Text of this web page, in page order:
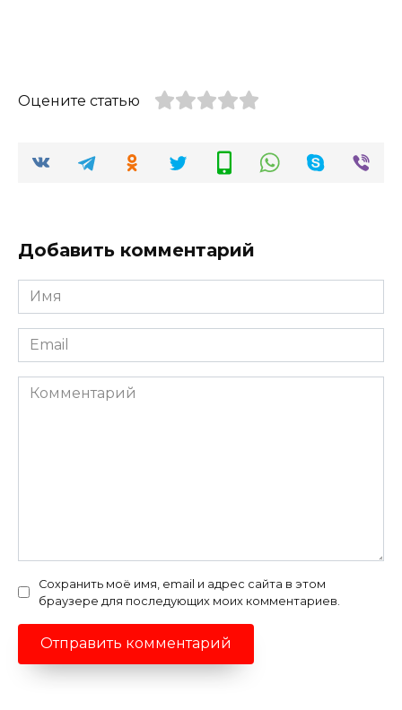
Оцените статью
Добавить комментарий
Имя
*
Email
*
Комментарий
Сохранить моё имя, email и адрес сайта в этом
браузере для последующих моих комментариев.